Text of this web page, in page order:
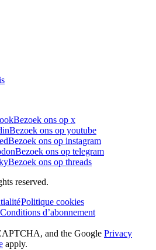
Bezoek ons op x
Bezoek ons op youtube
Bezoek ons op instagram
Bezoek ons op telegram
Bezoek ons op threads
reserved.
Politique cookies
Conditions d’abonnement
and the Google Privacy
apply.